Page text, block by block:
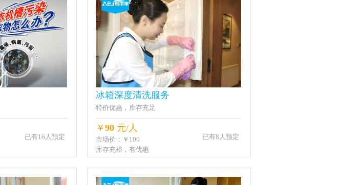
已有16人预定
冰箱深度清洗服务
特价优惠，库存充足
￥ 90 元/人
市场价：￥100
库存充裕，有优惠
已有8人预定